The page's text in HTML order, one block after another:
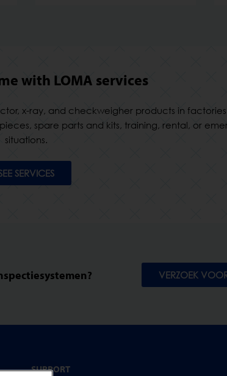
with LOMA services
x-ray, and checkweigher products in
spare parts and kits, training, rental, or
situations.
SERVICES
VERZOEK
SUPPORT